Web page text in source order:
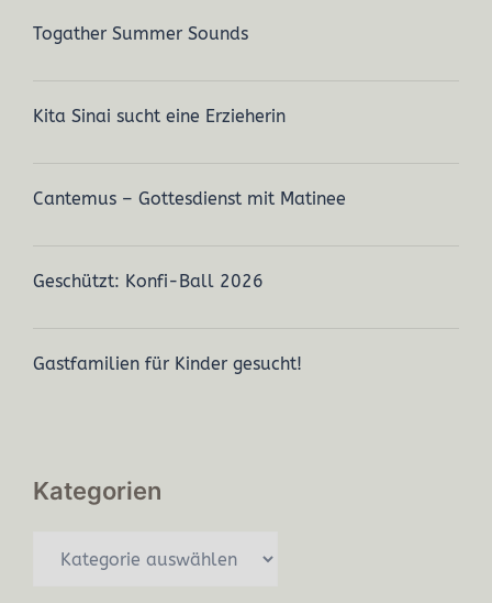
Togather Summer Sounds
Kita Sinai sucht eine Erzieherin
Cantemus – Gottesdienst mit Matinee
Geschützt: Konfi-Ball 2026
Gastfamilien für Kinder gesucht!
Kategorien